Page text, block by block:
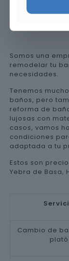
Precio
Somos una
remodelar tu
necesidades.
Tenemos
baños, pero
reforma de
lujosas con
casos, vamos
condiciones
adaptada a tu
Estos son
Yebra de Basa,
Cambio de
plató